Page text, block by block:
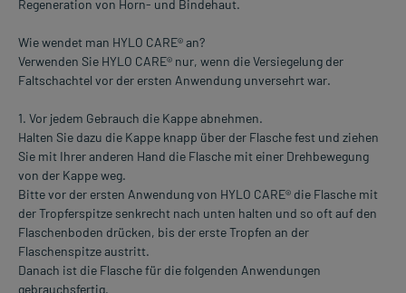
Regeneration von Horn- und Bindehaut.
Wie wendet man HYLO CARE® an?
Verwenden Sie HYLO CARE® nur, wenn die Versiegelung der
Faltschachtel vor der ersten Anwendung unversehrt war.
1. Vor jedem Gebrauch die Kappe abnehmen.
Halten Sie dazu die Kappe knapp über der Flasche fest und ziehen
Sie mit Ihrer anderen Hand die Flasche mit einer Drehbewegung
von der Kappe weg.
Bitte vor der ersten Anwendung von HYLO CARE® die Flasche mit
der Tropferspitze senkrecht nach unten halten und so oft auf den
Flaschenboden drücken, bis der erste Tropfen an der
Flaschenspitze austritt.
Danach ist die Flasche für die folgenden Anwendungen
gebrauchsfertig.